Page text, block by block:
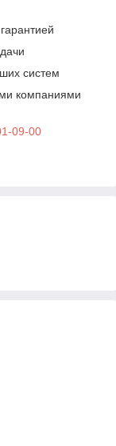
систем
компаниями
09-00